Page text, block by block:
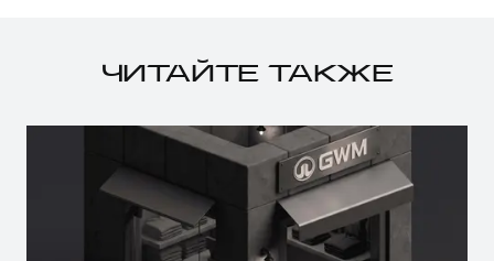
ЧИТАЙТЕ ТАКЖЕ